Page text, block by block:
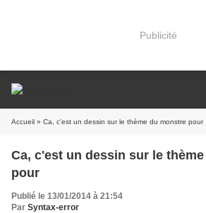
Publicité
Accueil » Ca, c'est un dessin sur le thème du monstre pour
Ca, c'est un dessin sur le
pour
Publié le 13/01/2014 à 21:54
Par Syntax-error